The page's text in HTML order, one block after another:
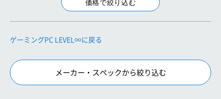
ゲーミングPC LEVEL∞に戻る
メーカー・スペックから絞り込む